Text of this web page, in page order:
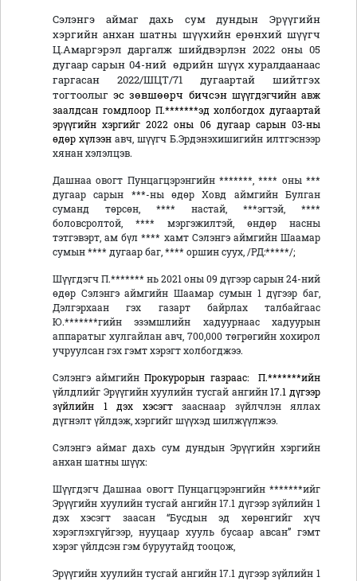
Сэлэнгэ аймаг дахь сум дундын Эрүүгийн
хэргийн анхан шатны шүүхийн ерөнхий шүүгч
Ц.Амаргэрэл даргалж шийдвэрлэн 2022 оны 05
дугаар сарын 04-ний өдрийн шүүх хуралдаанаас
гаргасан 2022/ШЦТ/71 дугаартай шийтгэх
тогтоолыгэс зөвшөөрч бичсэншүүгдэгчийн авж
заалдсан гомдлоор П.*******эд холбогдох дугаартай
эрүүгийн хэргийг 2022 оны 06 дугаар сарын 03-ны
өдөр хүлээн авч, шүүгч Б.Эрдэнэхишигийн илтгэснээр
хянан хэлэлцэв.
Дашнаа овогт Пунцагцэрэнгийн *******, **** оны ***
дугаар сарын ***-ны өдөр Ховд аймгийн Булган
суманд төрсөн, **** настай, ***эгтэй, ****
боловсролтой, **** мэргэжилтэй, өндөр насны
тэтгэвэрт, ам бүл **** хамт Сэлэнгэ аймгийн Шаамар
сумын **** дугаар баг, **** оршин суух, /РД:*****/;
Шүүгдэгч П.******* нь 2021 оны 09 дүгээр сарын 24-ний
өдөр Сэлэнгэ аймгийн Шаамар сумын 1 дүгээр баг,
Дэлгэрхаан гэх газарт байрлах талбайгаас
Ю.*******гийн эзэмшлийн хадуурнаас хадуурын
аппаратыг хулгайлан авч, 700,000 төгрөгийн хохирол
учруулсан гэх гэмт хэрэгт холбогджээ.
Сэлэнгэ аймгийнПрокурорын газраас:
П.*******ийн
үйлдлийг Эрүүгийн хуулийн тусгай ангийн17.1 дүгээр
зүйлийн 1 дэх хэсэгт зааснаар зүйлчлэн яллах
дүгнэлт үйлдэж, хэргийг шүүхэд шилжүүлжээ.
Сэлэнгэ аймаг дахь сум дундын Эрүүгийн хэргийн
анхан шатны шүүх:
Шүүгдэгч Дашнаа овогт Пунцагцэрэнгийн *******ийг
Эрүүгийн хуулийн тусгай ангийн 17.1 дүгээр зүйлийн 1
дэх хэсэгт заасан “Бусдын эд хөрөнгийг хүч
хэрэглэхгүйгээр, нууцаар хууль бусаар авсан” гэмт
хэрэг үйлдсэн гэм буруутайд тооцож,
Эрүүгийн хуулийн тусгай ангийн 17.1 дүгээр зүйлийн 1